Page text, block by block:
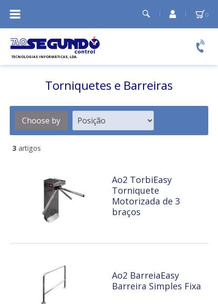
Minha
Relógios de ponto
Controlo de acessos
Temporizadores e Sirenes
Cartões PVC
Torniquetes e Barreiras
Choose by
3 artigos
Ao2 TorbiEasy
Torniquete
Motorizada de 3
braços
Ao2 BarreiaEasy
Barreira Simples Fixa